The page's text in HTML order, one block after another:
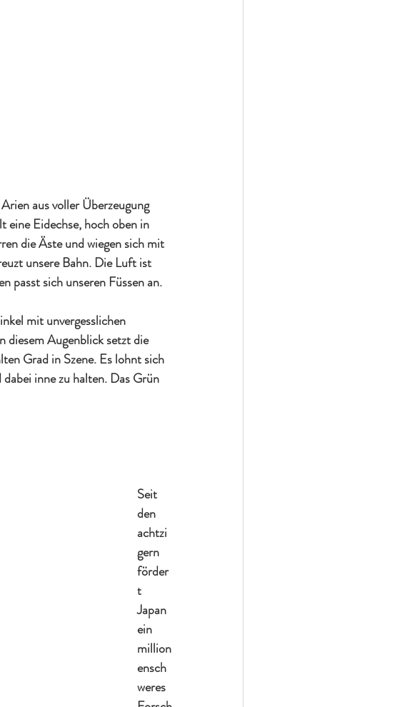
aus voller Überzeugung
eine Eidechse, hoch oben in
die Äste und wiegen sich mit
unsere Bahn. Die Luft ist
passt sich unseren Füssen an.
mit unvergesslichen
diesem Augenblick setzt die
Grad in Szene. Es lohnt sich
inne zu halten. Das Grün
Seit
den
achtzi
gern
förder
t
Japan
ein
million
ensch
weres